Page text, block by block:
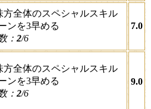
方全体のスペシャルスキル
ンを3早める
： 2/6
7.0
方全体のスペシャルスキル
ンを3早める
： 2/6
9.0